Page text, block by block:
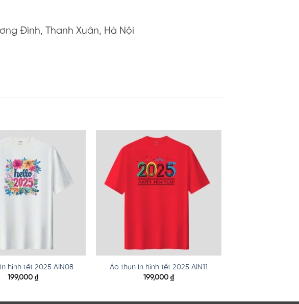
Đình, Thanh Xuân, Hà Nội
hình tết 2025 AIN08
199,000 ₫
Áo thun in hình tết 2025 AIN11
199,000 ₫